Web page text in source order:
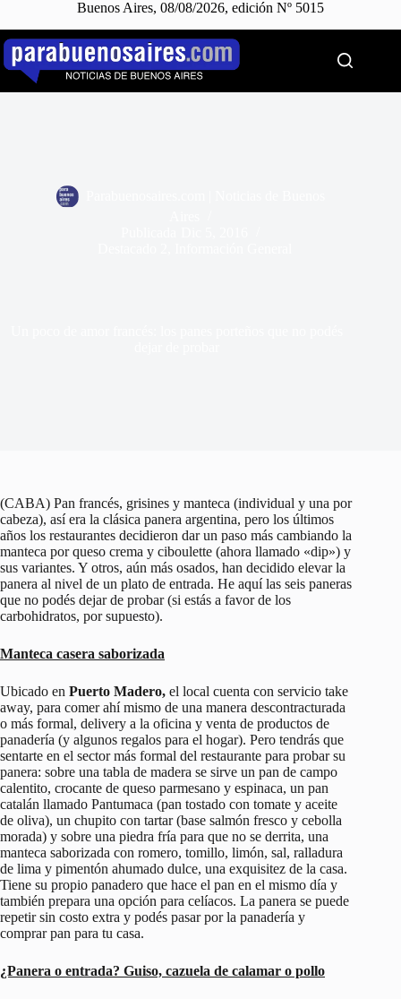
Buenos Aires, 08/08/2026, edición Nº 5015
Saltar
contenido
(CABA) Pan francés, grisines y manteca (individual y una por
cabeza), así era la clásica panera argentina, pero los últimos
años los restaurantes decidieron dar un paso más cambiando la
manteca por queso crema y ciboulette (ahora llamado «dip») y
sus variantes. Y otros, aún más osados, han decidido elevar la
panera al nivel de un plato de entrada. He aquí las seis paneras
que no podés dejar de probar (si estás a favor de los
carbohidratos, por supuesto).
Manteca casera saborizada
Ubicado en Puerto Madero, el local cuenta con servicio take
away, para comer ahí mismo de una manera descontracturada
o más formal, delivery a la oficina y venta de productos de
panadería (y algunos regalos para el hogar). Pero tendrás que
sentarte en el sector más formal del restaurante para probar su
panera: sobre una tabla de madera se sirve un pan de campo
calentito, crocante de queso parmesano y espinaca, un pan
catalán llamado Pantumaca (pan tostado con tomate y aceite
de oliva), un chupito con tartar (base salmón fresco y cebolla
morada) y sobre una piedra fría para que no se derrita, una
manteca saborizada con romero, tomillo, limón, sal, ralladura
de lima y pimentón ahumado dulce, una exquisitez de la casa.
Tiene su propio panadero que hace el pan en el mismo día y
también prepara una opción para celíacos. La panera se puede
repetir sin costo extra y podés pasar por la panadería y
comprar pan para tu casa.
¿Panera o entrada? Guiso, cazuela de calamar o pollo